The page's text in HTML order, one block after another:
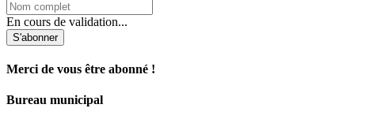
En cours de validation...
S'abonner
Merci de vous être abonné !
Bureau municipal